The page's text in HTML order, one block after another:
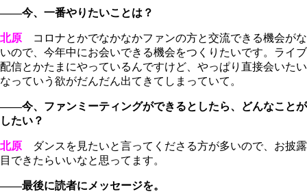
――今、一番やりたいことは？
北原 コロナとかでなかなかファンの方と交流できる機会がな
いので、今年中にお会いできる機会をつくりたいです。ライブ
配信とかたまにやっているんですけど、やっぱり直接会いたい
なっていう欲がだんだん出てきてしまっていて。
――今、ファンミーティングができるとしたら、どんなことが
したい？
北原 ダンスを見たいと言ってくださる方が多いので、お披露
目できたらいいなと思ってます。
――最後に読者にメッセージを。